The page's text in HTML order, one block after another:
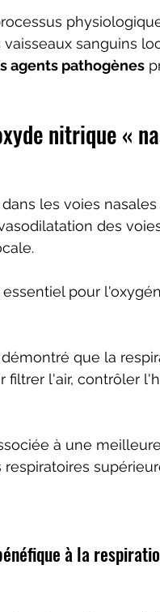
vaisseaux sanguins
agents pathogènes
nitrique «
les voies
des
pour
que la
filtrer l'air, contrôler
à une
à la